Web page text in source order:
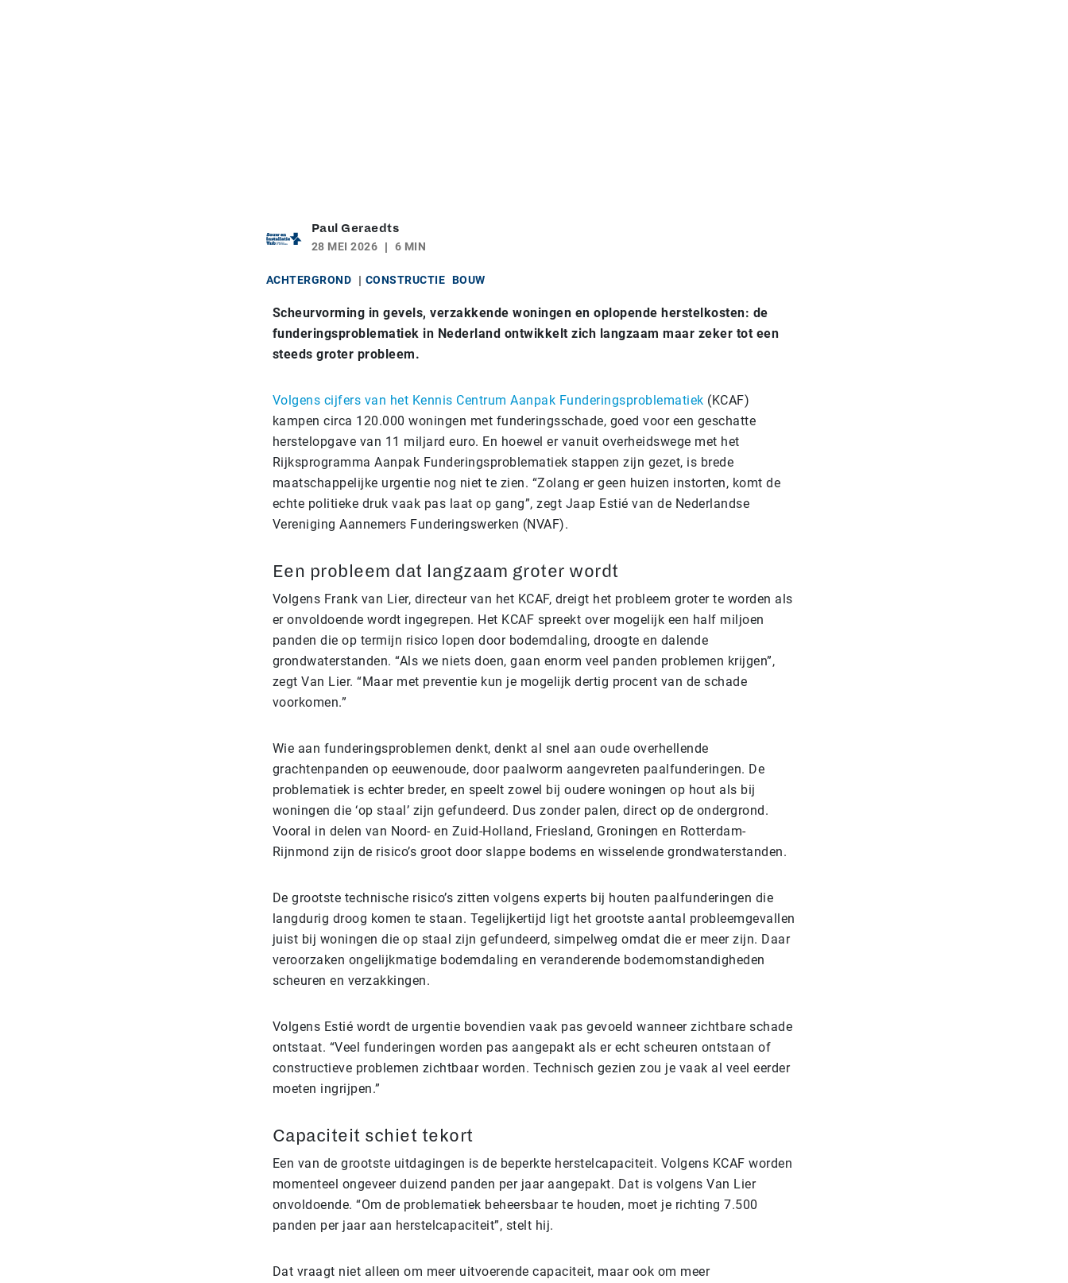
Paul Geraedts
28 MEI 2026
6 MIN
ACHTERGROND CONSTRUCTIE BOUW
Scheurvorming in gevels, verzakkende woningen en oplopende herstelkosten: de
funderingsproblematiek in Nederland ontwikkelt zich langzaam maar zeker tot een
steeds groter probleem.
Volgens cijfers van het Kennis Centrum Aanpak Funderingsproblematiek (KCAF)
kampen circa 120.000 woningen met funderingsschade, goed voor een geschatte
herstelopgave van 11 miljard euro. En hoewel er vanuit overheidswege met het
Rijksprogramma Aanpak Funderingsproblematiek stappen zijn gezet, is brede
maatschappelijke urgentie nog niet te zien. “Zolang er geen huizen instorten, komt de
echte politieke druk vaak pas laat op gang”, zegt Jaap Estié van de Nederlandse
Vereniging Aannemers Funderingswerken (NVAF).
Een probleem dat langzaam groter wordt
Volgens Frank van Lier, directeur van het KCAF, dreigt het probleem groter te worden als
er onvoldoende wordt ingegrepen. Het KCAF spreekt over mogelijk een half miljoen
panden die op termijn risico lopen door bodemdaling, droogte en dalende
grondwaterstanden. “Als we niets doen, gaan enorm veel panden problemen krijgen”,
zegt Van Lier. “Maar met preventie kun je mogelijk dertig procent van de schade
voorkomen.”
Wie aan funderingsproblemen denkt, denkt al snel aan oude overhellende
grachtenpanden op eeuwenoude, door paalworm aangevreten paalfunderingen. De
problematiek is echter breder, en speelt zowel bij oudere woningen op hout als bij
woningen die ‘op staal’ zijn gefundeerd. Dus zonder palen, direct op de ondergrond.
Vooral in delen van Noord- en Zuid-Holland, Friesland, Groningen en Rotterdam-
Rijnmond zijn de risico’s groot door slappe bodems en wisselende grondwaterstanden.
De grootste technische risico’s zitten volgens experts bij houten paalfunderingen die
langdurig droog komen te staan. Tegelijkertijd ligt het grootste aantal probleemgevallen
juist bij woningen die op staal zijn gefundeerd, simpelweg omdat die er meer zijn. Daar
veroorzaken ongelijkmatige bodemdaling en veranderende bodemomstandigheden
scheuren en verzakkingen.
Volgens Estié wordt de urgentie bovendien vaak pas gevoeld wanneer zichtbare schade
ontstaat. “Veel funderingen worden pas aangepakt als er echt scheuren ontstaan of
constructieve problemen zichtbaar worden. Technisch gezien zou je vaak al veel eerder
moeten ingrijpen.”
Capaciteit schiet tekort
Een van de grootste uitdagingen is de beperkte herstelcapaciteit. Volgens KCAF worden
momenteel ongeveer duizend panden per jaar aangepakt. Dat is volgens Van Lier
onvoldoende. “Om de problematiek beheersbaar te houden, moet je richting 7.500
panden per jaar aan herstelcapaciteit”, stelt hij.
Dat vraagt niet alleen om meer uitvoerende capaciteit, maar ook om meer